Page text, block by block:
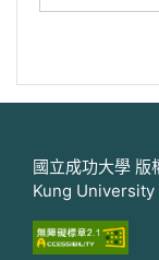
國立成功大學
Kung